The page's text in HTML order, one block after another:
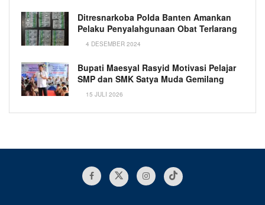
Ditresnarkoba Polda Banten Amankan
Pelaku Penyalahgunaan Obat Terlarang
4 DESEMBER 2024
Bupati Maesyal Rasyid Motivasi Pelajar
SMP dan SMK Satya Muda Gemilang
15 JULI 2026